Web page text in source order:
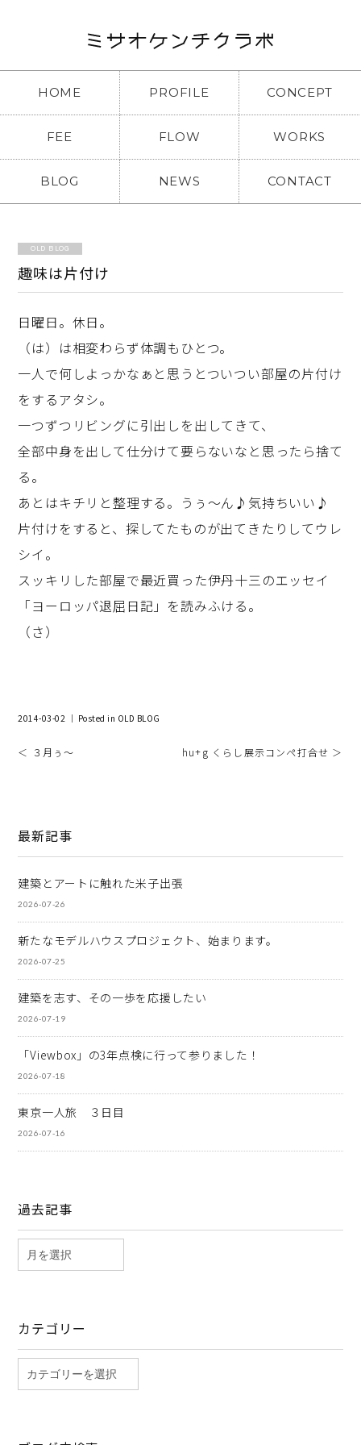
HOME PROFILE CONCEPT
FEE FLOW WORKS
BLOG NEWS CONTACT
OLD BLOG
趣味は片付け
日曜日。休日。
（は）は相変わらず体調もひとつ。
一人で何しよっかなぁと思うとついつい部屋の片付け
をするアタシ。
一つずつリビングに引出しを出してきて、
全部中身を出して仕分けて要らないなと思ったら捨て
る。
あとはキチリと整理する。うぅ～ん♪気持ちいい♪
片付けをすると、探してたものが出てきたりしてウレ
シイ。
スッキリした部屋で最近買った伊丹十三のエッセイ
「ヨーロッパ退屈日記」を読みふける。
（さ）
2014-03-02 ｜ Posted in OLD BLOG
＜ ３月ぅ～ hu+g くらし展示コンペ打合せ ＞
最新記事
建築とアートに触れた米子出張
2026-07-26
新たなモデルハウスプロジェクト、始まります。
2026-07-25
建築を志す、その一歩を応援したい
2026-07-19
「Viewbox」の3年点検に行って参りました！
2026-07-18
東京一人旅 ３日目
2026-07-16
過去記事
カテゴリー